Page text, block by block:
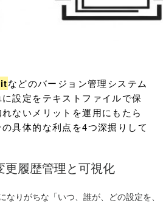
などのバージョン管理システム
設定をテキストファイルで保
ないメリットを運用にもたら
具体的な利点を4つ深掘りして
更履歴管理と可視化
なりがちな「いつ、誰が、どの設定を、